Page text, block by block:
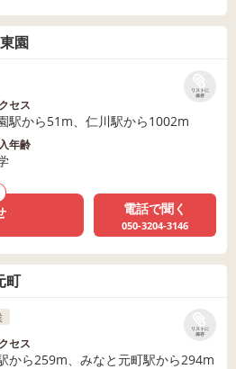
園
リストに
保存
セス
駅から51m、仁川駅から1002m
年齢
電話で聞く
050-3204-3146
町
リストに
保存
セス
から259m、みなと元町駅から294m